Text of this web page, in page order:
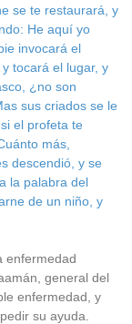
se te restaurará, y
He aquí yo
invocará el
tocará el lugar, y
¿no son
sus criados se le
el profeta te
más,
descendió, y se
la palabra del
de un niño, y
enfermedad
general del
enfermedad, y
su ayuda.